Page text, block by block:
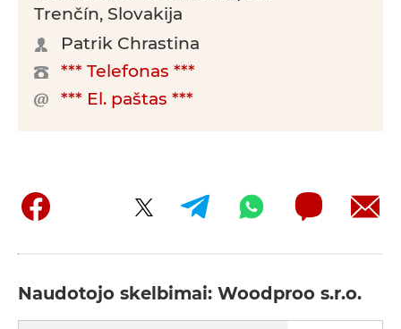
Trenčín, Slovakija
Patrik Chrastina
*** Telefonas ***
*** El. paštas ***
Naudotojo skelbimai: Woodproo s.r.o.